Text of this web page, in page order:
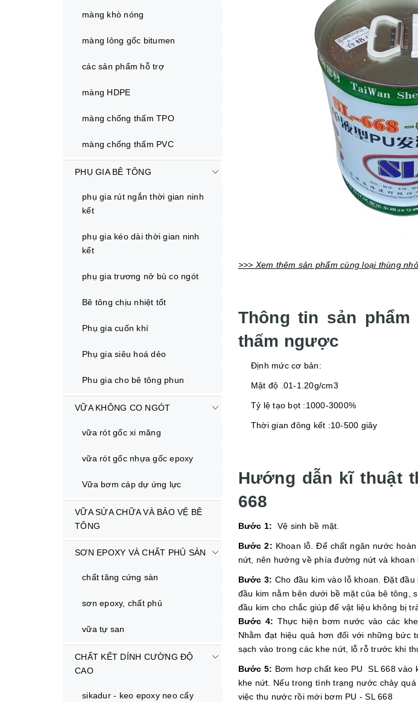
màng khò nóng
màng lỏng gốc bitumen
các sản phẩm hỗ trợ
màng HDPE
màng chống thấm TPO
màng chống thấm PVC
PHỤ GIA BÊ TÔNG
phụ gia rút ngắn thời gian ninh
kết
phụ gia kéo dài thời gian ninh
kết
phụ gia trương nở bù co ngót
Bê tông chịu nhiệt tốt
Phụ gia cuốn khí
Phụ gia siêu hoá dẻo
Phu gia cho bê tông phun
VỮA KHÔNG CO NGÓT
vữa rót gốc xi măng
vữa rót gốc nhựa gốc epoxy
Vữa bơm cáp dự ứng lực
VỮA SỬA CHỮA VÀ BẢO VỆ BÊ
TÔNG
SƠN EPOXY VÀ CHẤT PHỦ SÀN
chất tăng cứng sàn
sơn epoxy, chất phủ
vữa tự san
CHẤT KẾT DÍNH CƯỜNG ĐỘ
CAO
sikadur - keo epoxy neo cấy
>>> Xem thêm sản phẩm cùng loại thùng
Thông tin sản phẩm
thấm ngược
Định mức cơ bản:
Mật độ .01-1.20g/cm3
Tỷ lệ tạo bọt :1000-3000%
Thời gian đông kết :10-500 giây
Hướng dẫn kĩ thuật
668
Bước 1: Vệ sinh bề mặt.
Bước 2: Khoan lỗ. Để chất ngăn nước
nứt, nên hướng về phía đường nứt và khoan
Bước 3: Cho đầu kim vào lỗ khoan. Đặt
đầu kim nằm bên dưới bề mặt của bê tông,
đầu kim cho chắc giúp để vật liệu không bị
Bước 4: Thực hiện bơm nước vào các
Nhằm đạt hiệu quả hơn đối với những bức
sạch vào trong các khe nứt, lỗ rỗ trước khi
Bước 5: Bơm hơp chất keo PU SL 668 vào
khe nứt. Nếu trong tình trạng nước chảy
việc thu nước rồi mới bơm PU - SL 668